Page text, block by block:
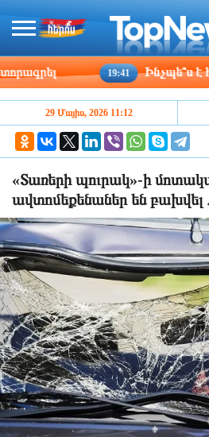
19:41 Ինչպե՞ս է
29 Մայիս, 2026 11:12
«Տառերի պուրակ»-ի
ավտոմեքենաներ են